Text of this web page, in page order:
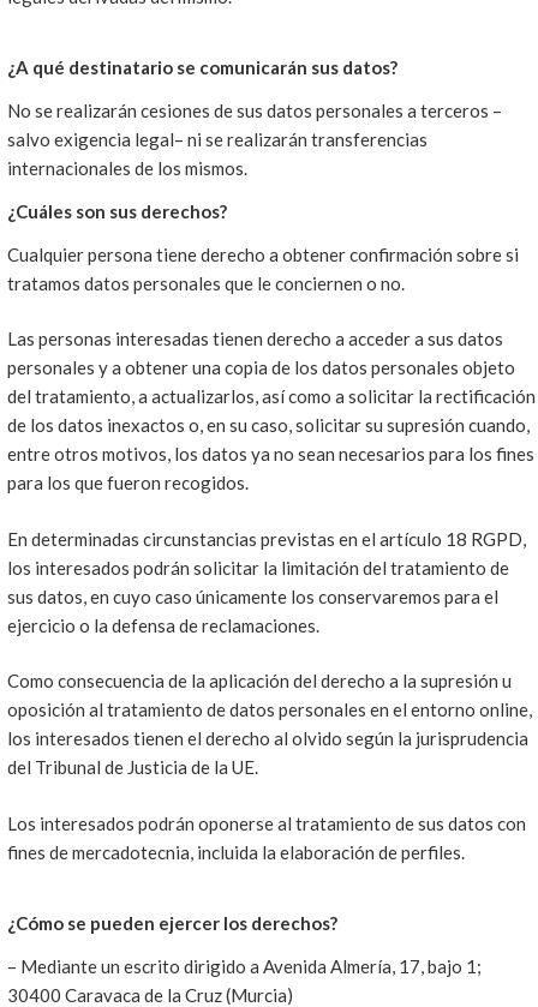
¿A qué destinatario se comunicarán sus datos?
No se realizarán cesiones de sus datos personales a terceros –
salvo exigencia legal– ni se realizarán transferencias
internacionales de los mismos.
¿Cuáles son sus derechos?
Cualquier persona tiene derecho a obtener confirmación sobre si
tratamos datos personales que le conciernen o no.
Las personas interesadas tienen derecho a acceder a sus datos
personales y a obtener una copia de los datos personales objeto
del tratamiento, a actualizarlos, así como a solicitar la rectificación
de los datos inexactos o, en su caso, solicitar su supresión cuando,
entre otros motivos, los datos ya no sean necesarios para los fines
para los que fueron recogidos.
En determinadas circunstancias previstas en el artículo 18 RGPD,
los interesados podrán solicitar la limitación del tratamiento de
sus datos, en cuyo caso únicamente los conservaremos para el
ejercicio o la defensa de reclamaciones.
Como consecuencia de la aplicación del derecho a la supresión u
oposición al tratamiento de datos personales en el entorno online,
los interesados tienen el derecho al olvido según la jurisprudencia
del Tribunal de Justicia de la UE.
Los interesados podrán oponerse al tratamiento de sus datos con
fines de mercadotecnia, incluida la elaboración de perfiles.
¿Cómo se pueden ejercer los derechos?
– Mediante un escrito dirigido a Avenida Almería, 17, bajo 1;
30400 Caravaca de la Cruz (Murcia)